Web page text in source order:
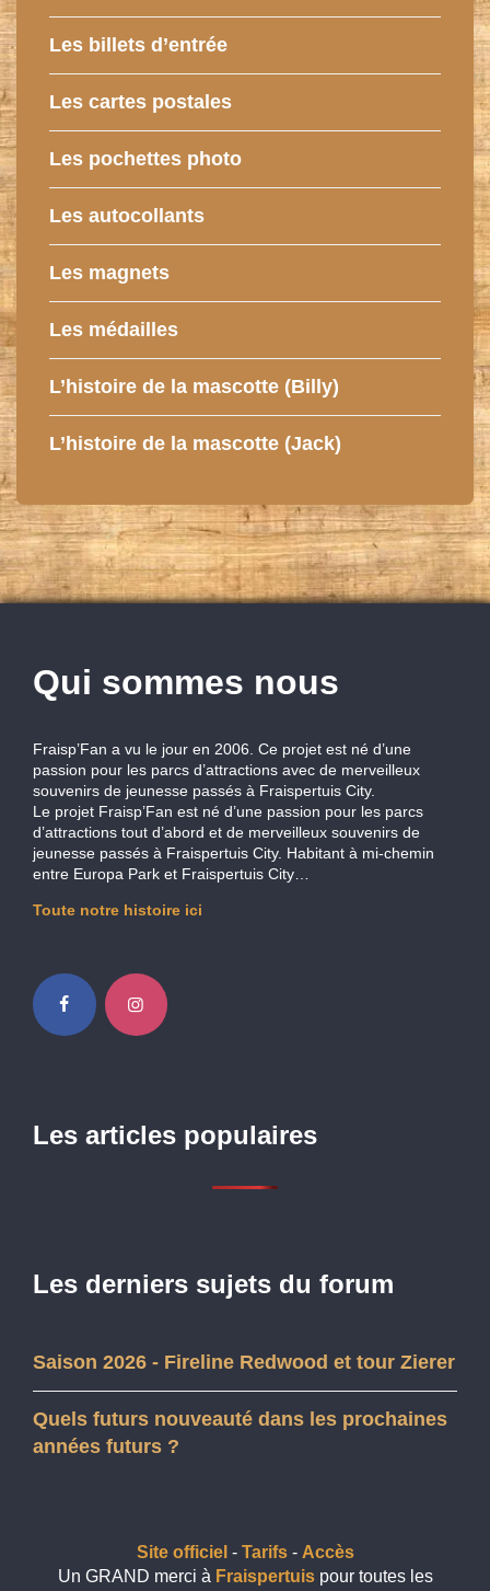
Les billets d’entrée
Les cartes postales
Les pochettes photo
Les autocollants
Les magnets
Les médailles
L’histoire de la mascotte (Billy)
L’histoire de la mascotte (Jack)
Qui sommes nous
Fraisp’Fan a vu le jour en 2006. Ce projet est né d’une
passion pour les parcs d’attractions avec de merveilleux
souvenirs de jeunesse passés à Fraispertuis City.
Le projet Fraisp’Fan est né d’une passion pour les parcs
d’attractions tout d’abord et de merveilleux souvenirs de
jeunesse passés à Fraispertuis City. Habitant à mi-chemin
entre Europa Park et Fraispertuis City…
Toute notre histoire ici
Les articles populaires
Les derniers sujets du forum
Saison 2026 - Fireline Redwood et tour Zierer
Quels futurs nouveauté dans les prochaines
années futurs ?
Site officiel - Tarifs- Accès
Un GRAND merci à Fraispertuispour toutes les